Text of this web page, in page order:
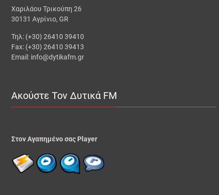
Χαριλάου Τρικούπη 26
30131 Αγρίνιο, GR
Τηλ: (+30) 26410 39410
Fax: (+30) 26410 39413
Email: info@dytikafm.gr
Ακούστε Τον Δυτικά FM
Στον Αγαπημένο σας Player